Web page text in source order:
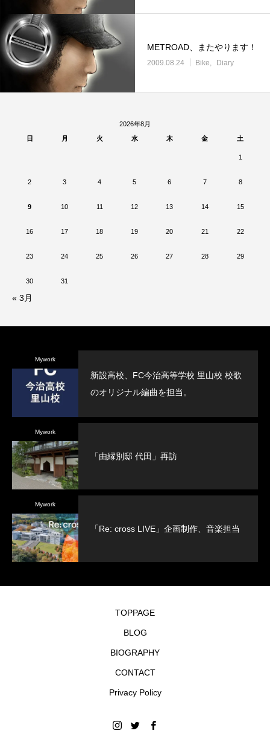
METROAD、またやります！
2009.08.24 Bike Diary
2026年8月
日
月 火 水 木 金 土
1
2 3 4 5 6 7 8
9 10 11 12 13 14 15
16 17 18 19 20 21 22
23 24 25 26 27 28 29
30 31
« 3月
Mywork
新設高校、FC今治高等学校 里山校 校歌
のオリジナル編曲を担当。
Mywork
「由縁別邸 代田」再訪
Mywork
「Re: cross LIVE」企画制作、音楽担当
TOPPAGE
BLOG
BIOGRAPHY
CONTACT
Privacy Policy